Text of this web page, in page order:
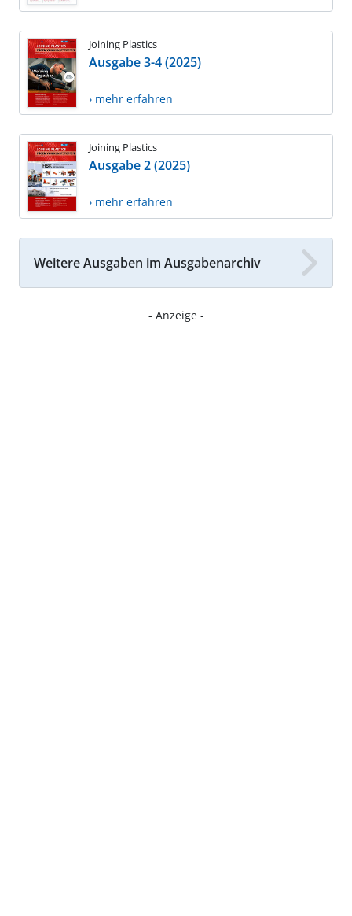
Joining Plastics
Ausgabe 3-4 (2025)
› mehr erfahren
Joining Plastics
Ausgabe 2 (2025)
› mehr erfahren
Weitere Ausgaben im Ausgabenarchiv
- Anzeige -